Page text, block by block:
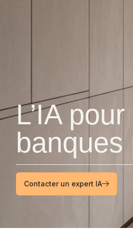
L’IA
banques
Contacter un expert IA